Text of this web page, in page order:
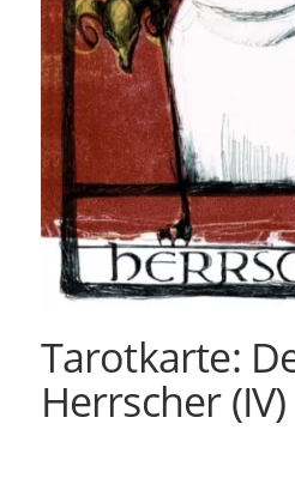
Tarotkarte:
Herrscher (IV)